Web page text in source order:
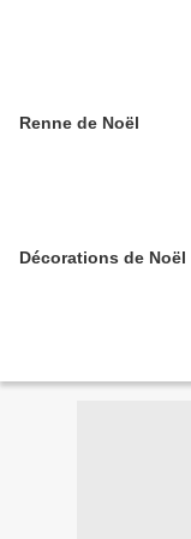
Renne de Noël
Décorations de Noël